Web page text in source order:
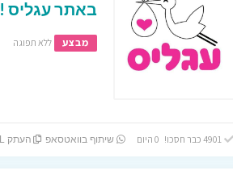
באתר עגליס !
מבצע ללא תפוגה
4901 כבר חסכו! 0 היום שיתוף בוואטסאפ העתק URL